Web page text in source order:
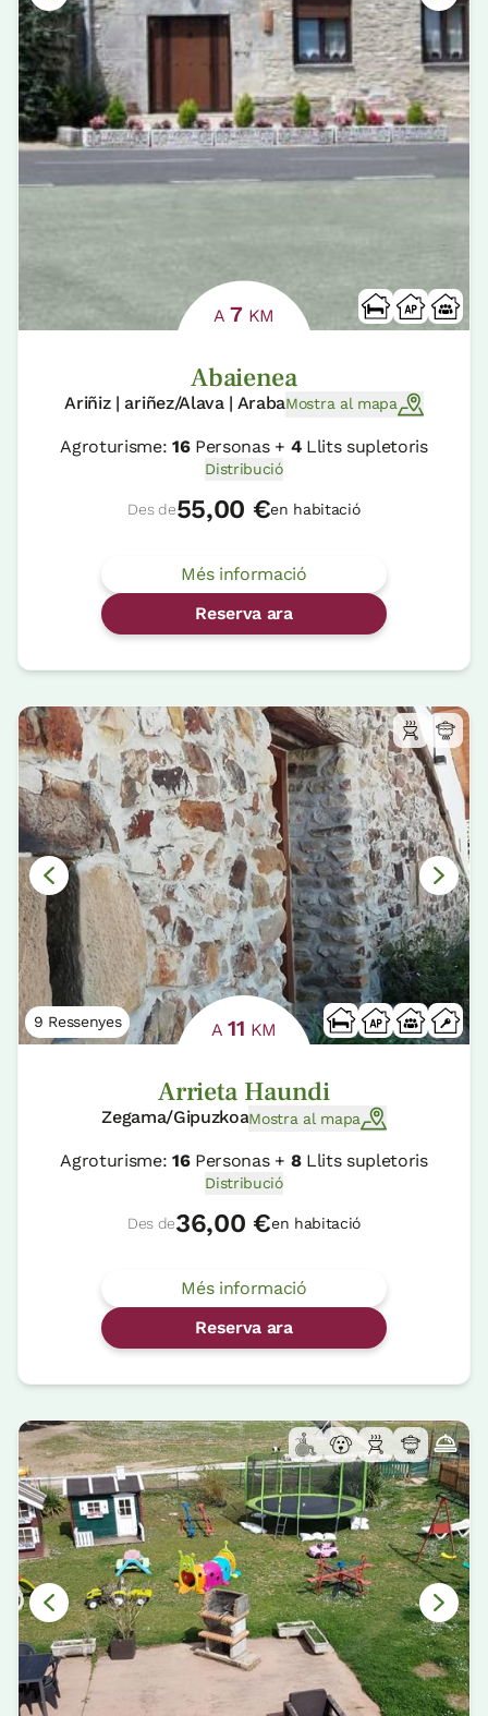
A7 KM
Abaienea
Ariñiz | ariñez/Alava | ArabaMostra al mapa
Agroturisme:16Personas + 4Llits supletoris
Distribució
Des de55,00 €en habitació
Més informació
Reserva ara
9 Ressenyes A11 KM
Arrieta Haundi
Zegama/GipuzkoaMostra al mapa
Agroturisme:16Personas + 8Llits supletoris
Distribució
Des de36,00 €en habitació
Més informació
Reserva ara